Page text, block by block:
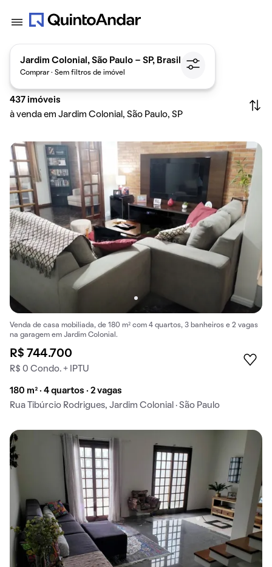
Jardim Colonial, São Paulo - SP, Brasil
Comprar · Sem filtros de imóvel
437 imóveis
à venda em Jardim Colonial, São Paulo, SP
Venda de casa mobiliada, de 180 m² com 4 quartos, 3 banheiros e 2 vagas
na garagem em Jardim Colonial.
R$ 744.700
R$ 0 Condo. + IPTU
180 m² · 4 quartos · 2 vagas
Rua Tibúrcio Rodrigues, Jardim Colonial · São Paulo